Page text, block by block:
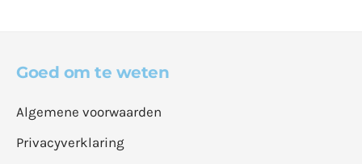
Goed om te weten
Algemene voorwaarden
Privacyverklaring